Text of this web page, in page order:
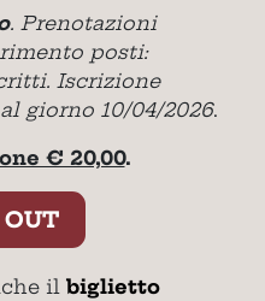
. Prenotazioni
posti:
Iscrizione
giorno 10/04/2026.
€ 20,00.
OUT
il biglietto